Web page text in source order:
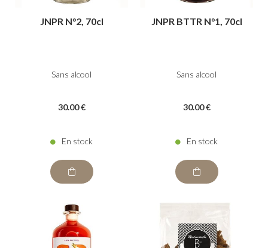
JNPR N°2, 70cl
Sans alcool
30.00 €
En stock
JNPR BTTR N°1, 70cl
Sans alcool
30.00 €
En stock